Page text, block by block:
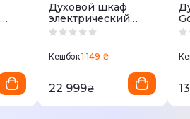
Духовой шкаф
электрический
GORENJE BSA 6737
Кешбэк1 149 ₴
22 999₴